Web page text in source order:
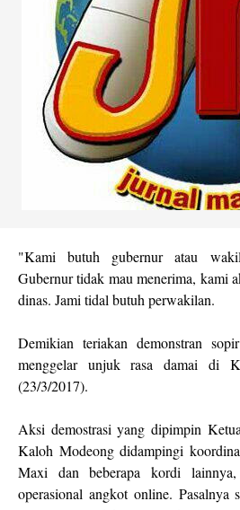
"Kami butuh gubernur atau
Gubernur tidak mau menerima, kami
dinas. Jami tidal butuh perwakilan.
Demikian teriakan demonstran
menggelar unjuk rasa damai di
(23/3/2017).
Aksi demostrasi yang dipimpin
Kaloh Modeong didampingi
Maxi dan beberapa kordi lainnya,
operasional angkot online. Pasalnya